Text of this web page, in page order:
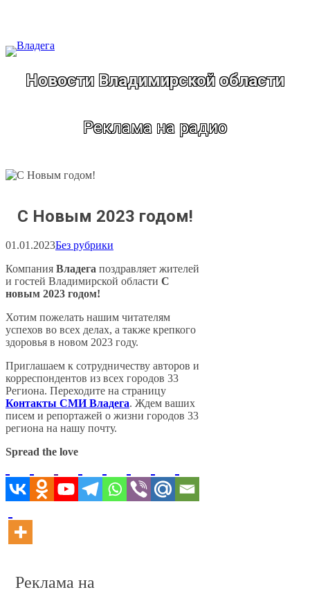
Новости Владимирской области
Реклама на радио
С Новым 2023 годом!
01.01.2023Без рубрики
Компания Владега поздравляет жителей
и гостей Владимирской области С
новым 2023 годом!
Хотим пожелать нашим читателям
успехов во всех делах, а также крепкого
здоровья в новом 2023 году.
Приглашаем к сотрудничеству авторов и
корреспондентов из всех городов 33
Региона. Переходите на страницу
Контакты СМИ Владега. Ждем ваших
писем и репортажей о жизни городов 33
региона на нашу почту.
Spread the love
Реклама на